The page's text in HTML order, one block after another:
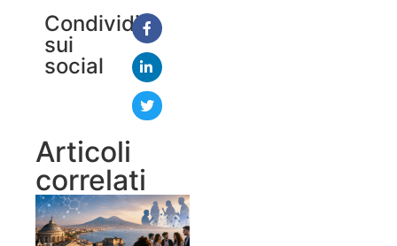
Condividi
sui
social
Articoli
correlati